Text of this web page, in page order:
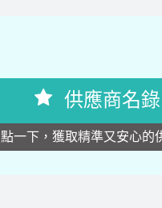
供應商名錄
點一下，獲取精準又安心的